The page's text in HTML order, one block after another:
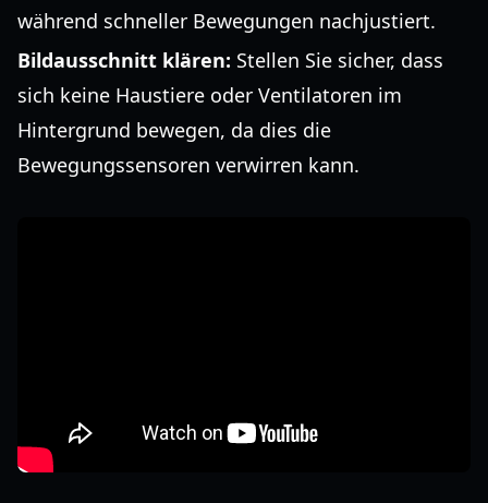
während schneller Bewegungen nachjustiert.
Bildausschnitt klären: Stellen Sie sicher, dass
sich keine Haustiere oder Ventilatoren im
Hintergrund bewegen, da dies die
Bewegungssensoren verwirren kann.